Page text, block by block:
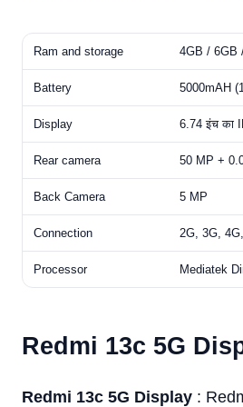
Ram and storage 4GB / 6GB
Battery 5000mAH
Display 6.74 इंच का
Rear camera 50 MP +
Back Camera 5 MP
Connection 2G, 3G,
Processor Mediatek
Redmi 13c 5G
Redmi 13c 5G Display :